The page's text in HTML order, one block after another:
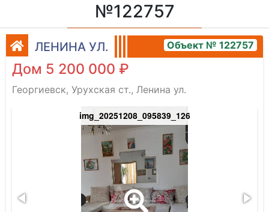
№122757
ЛЕНИНА УЛ. Объект № 122757
Дом 5 200 000 ₽
Георгиевск, Урухская ст., Ленина ул.
img_20251208_095839_126